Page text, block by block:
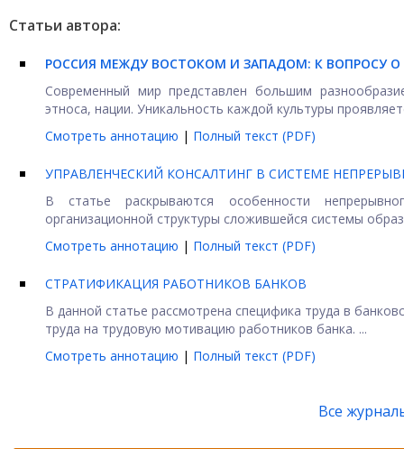
Статьи автора:
РОССИЯ МЕЖДУ ВОСТОКОМ И ЗАПАДОМ: К ВОПРОСУ
Современный мир представлен большим
этноса, нации. Уникальность каждой культуры
Смотреть аннотацию | Полный текст (PDF)
УПРАВЛЕНЧЕСКИЙ КОНСАЛТИНГ В СИСТЕМЕ
В статье раскрываются особенности
организационной структуры сложившейся системы
Смотреть аннотацию | Полный текст (PDF)
СТРАТИФИКАЦИЯ РАБОТНИКОВ БАНКОВ
В данной статье рассмотрена специфика труда в
труда на трудовую мотивацию работников банка. ...
Смотреть аннотацию | Полный текст (PDF)
Все